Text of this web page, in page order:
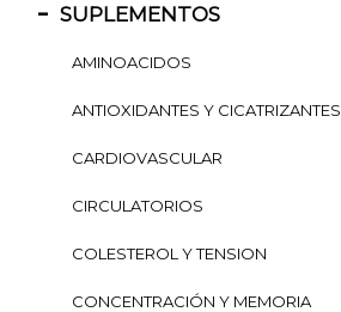
SUPLEMENTOS
AMINOACIDOS
ANTIOXIDANTES Y CICATRIZANTES
CARDIOVASCULAR
CIRCULATORIOS
COLESTEROL Y TENSION
CONCENTRACIÓN Y MEMORIA